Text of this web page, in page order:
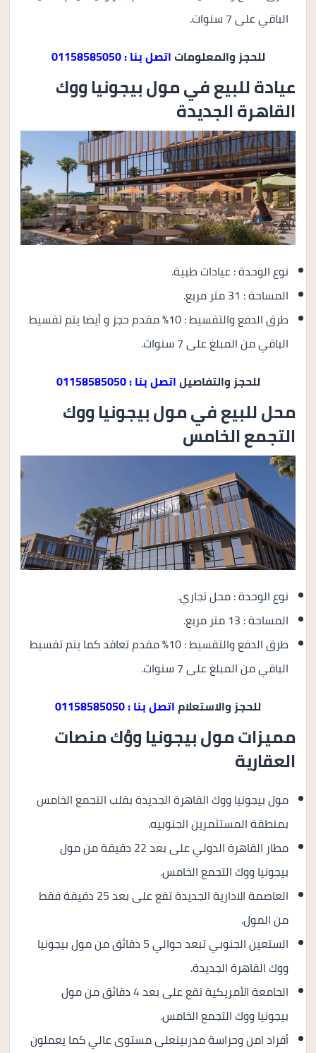
الباقي على 7 سنوات.
للحجز والمعلومات اتصل بنا : 01158585050
عيادة للبيع في مول بيجونيا ووك
القاهرة الجديدة
نوع الوحدة : عيادات طبية.
المساحة : 31 متر مربع.
طرق الدفع والتقسيط : 10% مقدم حجز و أيضا يتم تقسيط
الباقي من المبلغ على 7 سنوات.
للحجز والتفاصيلاتصل بنا : 01158585050
محل للبيع في مول بيجونيا ووك
التجمع الخامس
نوع الوحدة : محل تجاري.
المساحة : 13 متر مربع.
طرق الدفع والتقسيط : 10% مقدم تعاقد كما يتم تقسيط
الباقي من المبلغ على 7 سنوات.
للحجز والاستعلاماتصل بنا : 01158585050
مميزات مول بيجونيا ووُك منصات
العقارية
مول بيجونيا ووك القاهرة الجديدة بقلب التجمع الخامس
بمنطقة المستثمرين الجنوبيه.
مطار القاهرة الدولي على بعد 22 دقيقة من مول
بيجونيا ووك التجمع الخامس.
العاصمة الادارية الجديدة تقع على بعد 25 دقيقة فقط
من المول.
الستعين الجنوبي تبعد حوالي 5 دقائق من مول بيجونيا
ووك القاهرة الجديدة.
الجامعة الأمريكية تقع على بعد 4 دقائق من مول
بيجونيا ووك التجمع الخامس.
أفراد امن وحراسة مدربينعلى مستوى عالي كما يعملون